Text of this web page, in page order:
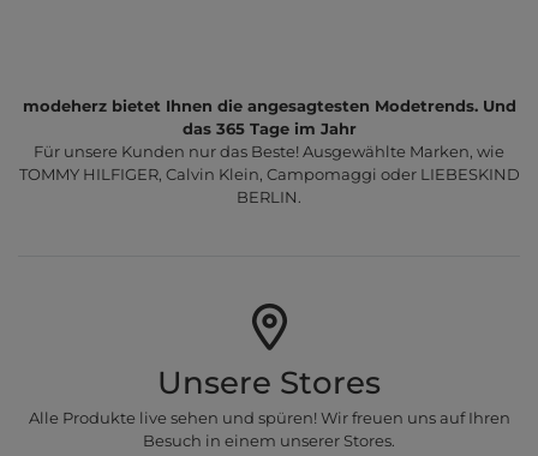
modeherz bietet Ihnen die angesagtesten Modetrends. Und
das 365 Tage im Jahr
Für unsere Kunden nur das Beste! Ausgewählte Marken, wie
TOMMY HILFIGER, Calvin Klein, Campomaggi oder LIEBESKIND
BERLIN.
Unsere Stores
Alle Produkte live sehen und spüren! Wir freuen uns auf Ihren
Besuch in einem unserer Stores.